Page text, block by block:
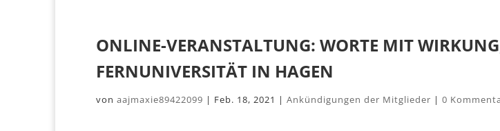
ONLINE-VERANSTALTUNG: WORTE MIT
FERNUNIVERSITÄT IN HAGEN
vonaajmaxie89422099 | Feb. 18, 2021 |Ankündigungen der Mitglieder |0